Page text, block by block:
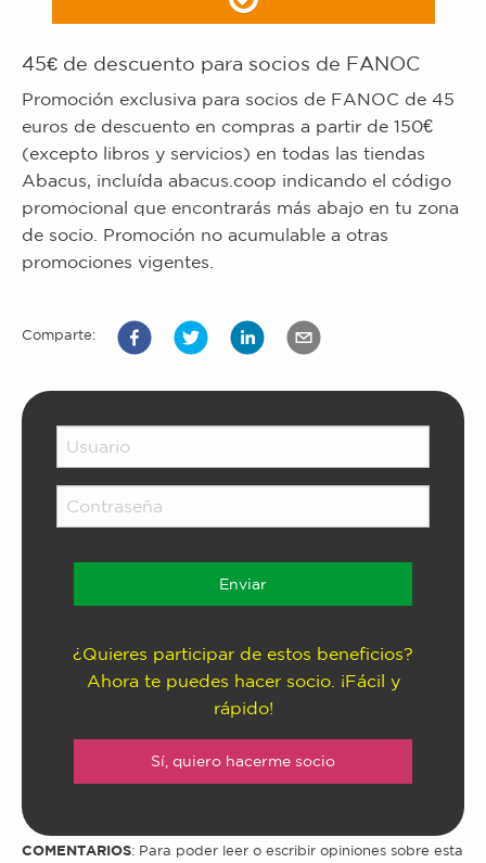
45€ de descuento para socios de FANOC
Promoción exclusiva para socios de FANOC de 45
euros de descuento en compras a partir de 150€
(excepto libros y servicios) en todas las tiendas
Abacus, incluída abacus.coop indicando el código
promocional que encontrarás más abajo en tu zona
de socio. Promoción no acumulable a otras
promociones vigentes.
Comparte:
¿Quieres participar de estos beneficios?
Ahora te puedes hacer socio. ¡Fácil y
rápido!
Sí, quiero hacerme socio
COMENTARIOS: Para poder leer o escribir opiniones sobre esta